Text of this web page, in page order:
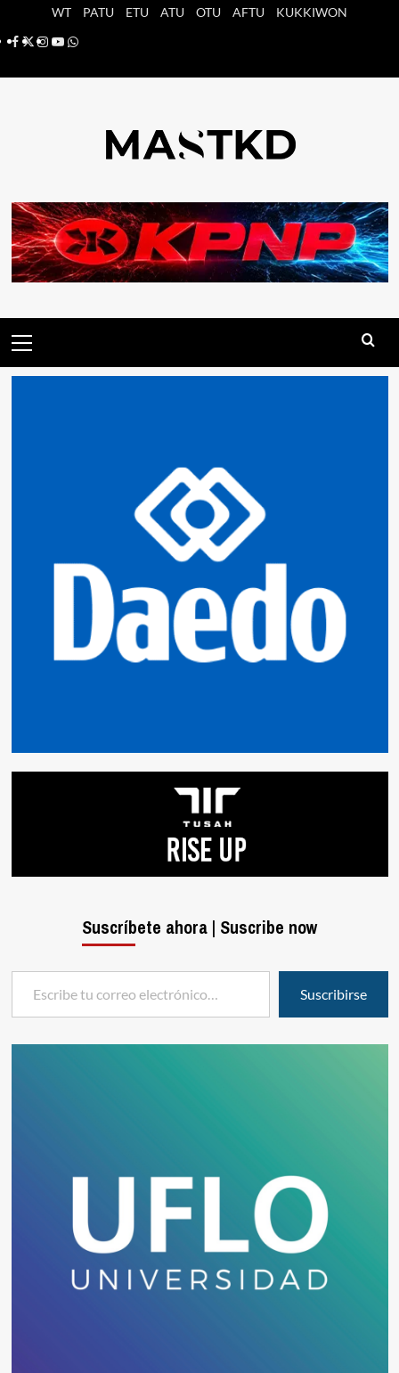
WT PATU ETU ATU OTU AFTU
KUKKIWON
Facebook
X Instagram
YouTube
Whatsapp
principal
Suscríbete ahora | Suscribe now
Escribe tu correo electrónico…
Suscribirse